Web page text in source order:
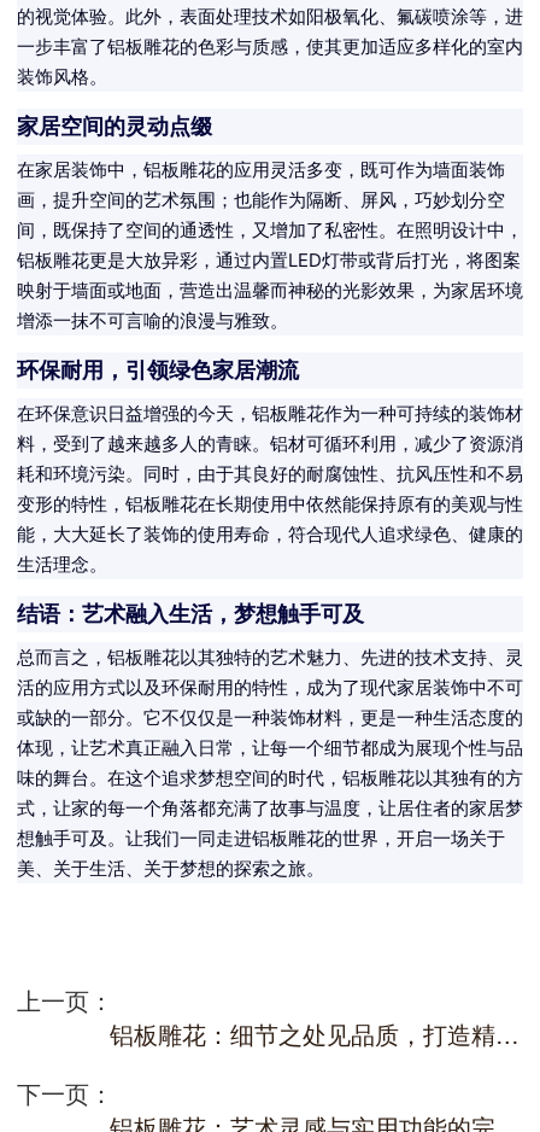
的视觉体验。此外，表面处理技术如阳极氧化、氟碳喷涂等，进
一步丰富了铝板雕花的色彩与质感，使其更加适应多样化的室内
装饰风格。
家居空间的灵动点缀
在家居装饰中，铝板雕花的应用灵活多变，既可作为墙面装饰
画，提升空间的艺术氛围；也能作为隔断、屏风，巧妙划分空
间，既保持了空间的通透性，又增加了私密性。在照明设计中，
铝板雕花更是大放异彩，通过内置LED灯带或背后打光，将图案
映射于墙面或地面，营造出温馨而神秘的光影效果，为家居环境
增添一抹不可言喻的浪漫与雅致。
环保耐用，引领绿色家居潮流
在环保意识日益增强的今天，铝板雕花作为一种可持续的装饰材
料，受到了越来越多人的青睐。铝材可循环利用，减少了资源消
耗和环境污染。同时，由于其良好的耐腐蚀性、抗风压性和不易
变形的特性，铝板雕花在长期使用中依然能保持原有的美观与性
能，大大延长了装饰的使用寿命，符合现代人追求绿色、健康的
生活理念。
结语：艺术融入生活，梦想触手可及
总而言之，铝板雕花以其独特的艺术魅力、先进的技术支持、灵
活的应用方式以及环保耐用的特性，成为了现代家居装饰中不可
或缺的一部分。它不仅仅是一种装饰材料，更是一种生活态度的
体现，让艺术真正融入日常，让每一个细节都成为展现个性与品
味的舞台。在这个追求梦想空间的时代，铝板雕花以其独有的方
式，让家的每一个角落都充满了故事与温度，让居住者的家居梦
想触手可及。让我们一同走进铝板雕花的世界，开启一场关于
美、关于生活、关于梦想的探索之旅。
上一页：
铝板雕花：细节之处见品质，打造精致生活空间
下一页：